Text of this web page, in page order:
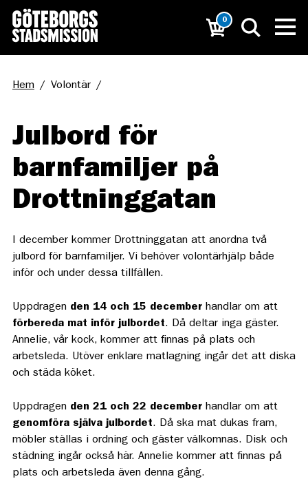
0
Hem / Volontär /
Julbord för
barnfamiljer på
Drottninggatan
I december kommer Drottninggatan att anordna två
julbord för barnfamiljer. Vi behöver volontärhjälp både
inför och under dessa tillfällen.
Uppdragen den 14 och 15 decemberhandlar om att
förbereda mat inför julbordet. Då deltar inga gäster.
Annelie, vår kock, kommer att finnas på plats och
arbetsleda. Utöver enklare matlagning ingår det att diska
och städa köket.
Uppdragen den 21 och 22 decemberhandlar om att
genomföra själva julbordet. Då ska mat dukas fram,
möbler ställas i ordning och gäster välkomnas. Disk och
städning ingår också här. Annelie kommer att finnas på
plats och arbetsleda även denna gång.